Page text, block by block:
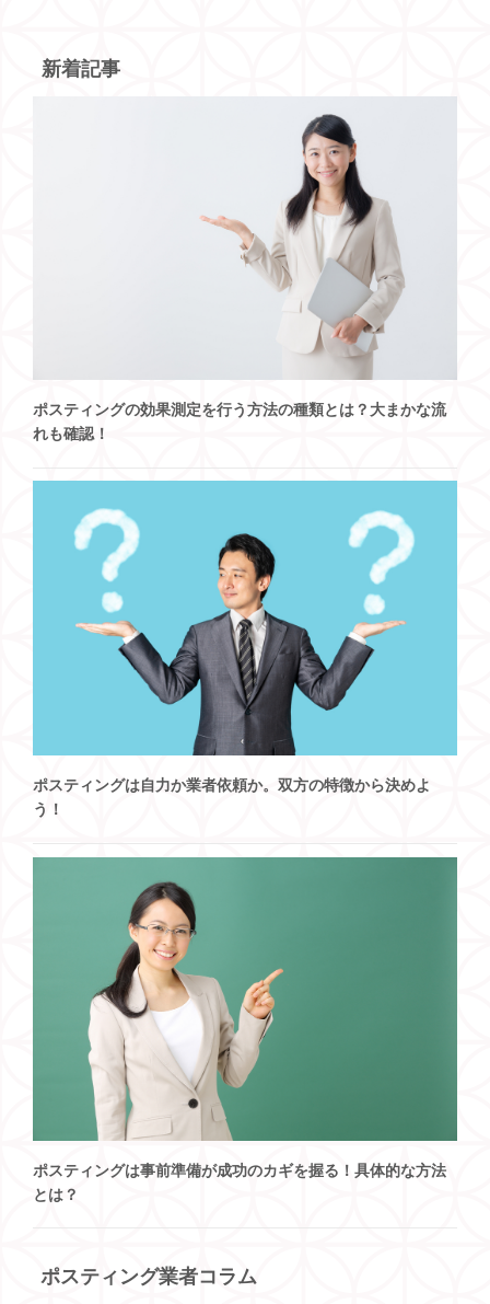
新着記事
ポスティングの効果測定を行う方法の種類とは？大まかな流
れも確認！
ポスティングは自力か業者依頼か。双方の特徴から決めよ
う！
ポスティングは事前準備が成功のカギを握る！具体的な方法
とは？
ポスティング業者コラム